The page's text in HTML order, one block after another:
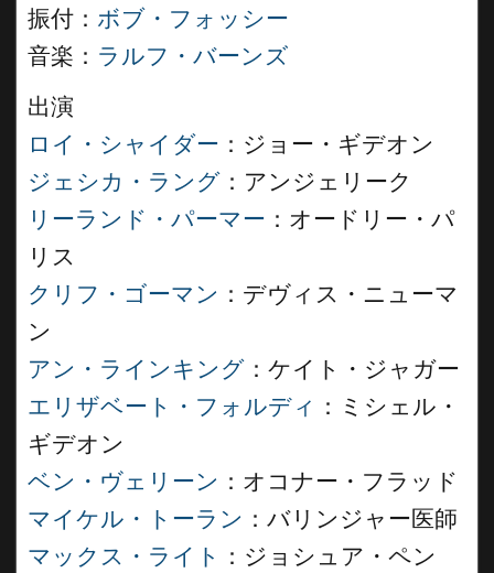
振付： ボブ・フォッシー
音楽： ラルフ・バーンズ
出演
ロイ・シャイダー ：ジョー・ギデオン
ジェシカ・ラング ：アンジェリーク
リーランド・パーマー ：オードリー・パ
リス
クリフ・ゴーマン ：デヴィス・ニューマ
ン
アン・ラインキング ：ケイト・ジャガー
エリザベート・フォルディ ：ミシェル・
ギデオン
ベン・ヴェリーン ：オコナー・フラッド
マイケル・トーラン ：バリンジャー医師
マックス・ライト
：ジョシュア・ペン